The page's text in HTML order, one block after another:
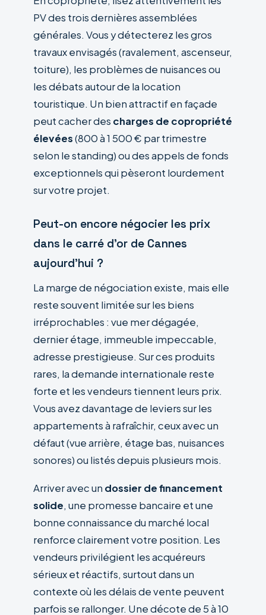
PV des trois dernières assemblées
générales. Vous y détecterez les gros
travaux envisagés (ravalement, ascenseur,
toiture), les problèmes de nuisances ou
les débats autour de la location
touristique. Un bien attractif en façade
peut cacher des charges de copropriété
élevées(800 à 1 500 € par trimestre
selon le standing) ou des appels de fonds
exceptionnels qui pèseront lourdement
sur votre projet.
Peut-on encore négocier les prix
dans le carré d’or de Cannes
aujourd’hui ?
La marge de négociation existe, mais elle
reste souvent limitée sur les biens
irréprochables : vue mer dégagée,
dernier étage, immeuble impeccable,
adresse prestigieuse. Sur ces produits
rares, la demande internationale reste
forte et les vendeurs tiennent leurs prix.
Vous avez davantage de leviers sur les
appartements à rafraîchir, ceux avec un
défaut (vue arrière, étage bas, nuisances
sonores) ou listés depuis plusieurs mois.
Arriver avec un dossier de financement
solide, une promesse bancaire et une
bonne connaissance du marché local
renforce clairement votre position. Les
vendeurs privilégient les acquéreurs
sérieux et réactifs, surtout dans un
contexte où les délais de vente peuvent
parfois se rallonger. Une décote de 5 à 10